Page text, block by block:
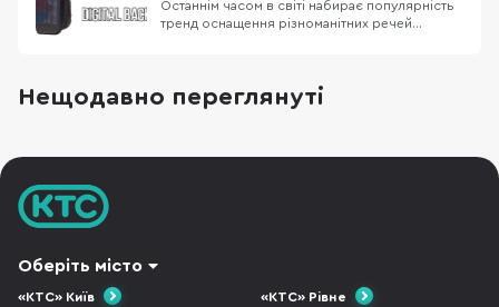
Останнім часом в світі набирає популярність
тренд оснащення різноманітних речей
представлений “смартфон” Nubia Alpha, який
може одягатися на руку. Із впевненістю можу
Нещодавно переглянуті
Оберіть місто
«КТС» Київ «КТС» Рівне